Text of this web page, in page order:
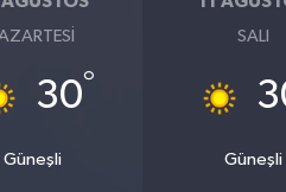
30°
Güneşli
SALI
Güneşli